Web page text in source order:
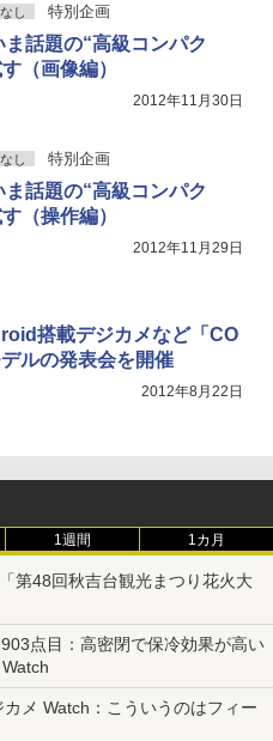
し 特別企画
話題の“高級コンパク
（画像編）
2012年11月30日
し 特別企画
話題の“高級コンパク
（操作編）
2012年11月29日
搭載デジカメなど「CO
ルの発表会を開催
2012年8月22日
1週間 1カ月
第48回秋吉台観光まつり花火大
点目：高密閉で保冷効果が高い
メ Watch：こういうのはフィー